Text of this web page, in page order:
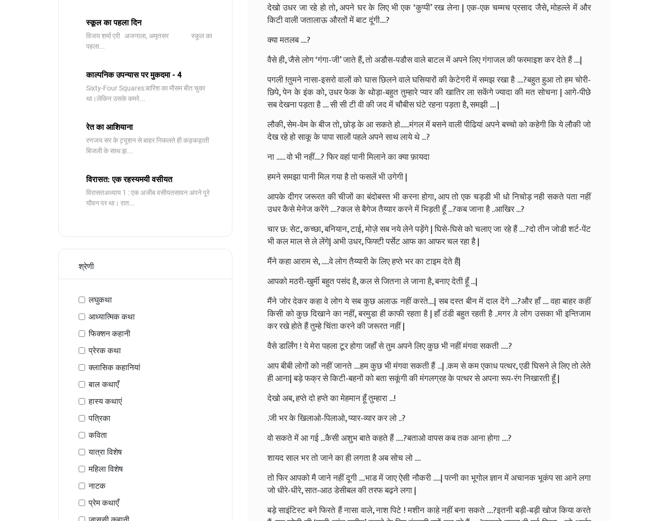
स्कूल का पहला दिन
विजय शर्मा एरी अजनाला, अमृतसर स्कूल का
पहला...
काल्पनिक उपन्यास पर मुकदमा - 4
Sixty-Four Squares:बारिश का मौसम बीत चुका
था।लेकिन उसके कमरे...
रेत का आशियाना
रणजय सर के ट्यूशन से बाहर निकलते ही कड़कड़ाती
बिजली के साथ झ...
विरासत: एक रहस्यमयी वसीयत
विरासतअध्याय 1 : एक अजीब वसीयतसावन अपने पूरे
यौवन पर था। रात...
श्रेणी
लघुकथा
आध्यात्मिक कथा
फिक्शन कहानी
प्रेरक कथा
क्लासिक कहानियां
बाल कथाएँ
हास्य कथाएं
पत्रिका
कविता
यात्रा विशेष
महिला विशेष
नाटक
प्रेम कथाएँ
देखो उधर जा रहे हो तो, अपने घर के लिए भी एक ‘कुप्पी’ रख लेना | एक-एक चम्मच प्रसाद जैसे, मोहल्ले में और
किटी वाली जतालाऊ औरतों में बाट दूंगी....?
क्या मतलब ....?
वैसे ही, जैसे लोग ‘गंगा-जी’ जाते हैं, तो अडौस-पडौस वाले बाटल में अपने लिए गंगाजल की फरमाइश कर देते हैं ....|
पगली !तुमने नासा-इसरो वालों को घास छिलने वाले घसियारों की केटेगरी में समझ रखा है ....?बहुत हुआ तो हम चोरी-
छिपे, पेन के इंक को, उधर फेक के थोड़ा-बहुत तुम्हारे प्यार की खातिर ला सकेंगे ज्यादा की मत सोचना | आगे-पीछे
सब देखना पड़ता है .... सी सी टी वी की जद में चौबीस घंटे रहना पड़ता है, समझी .... |
लौकी, सेम-वेम के बीज तो, छोड़ के आ सकते हो......मंगल में बसने वाली पीढियां अपने बच्चो को कहेगी कि ये लौकी जो
देख रहे हो साकू के पापा सालों पहले अपने साथ लाये थे ...?
ना ...... वो भी नहीं....? फिर वहां पानी मिलाने का क्या फ़ायदा
हमने समझा पानी मिल गया है तो फसलें भी उगेगी |
आपके दीगर जरूरत की चीजों का बंदोबस्त भी करना होगा, आप तो एक चड्डी भी धो निचोड़ नही सकते पता नहीं
उधर कैसे मेनेज करेंगे ....?कल से बैगेज तैय्यार करने में भिड़ती हूँ ...?कब जाना है ..आखिर ...?
चार छ: सेट, कच्छा, बनियान, टाई, मोज़े सब नये लेने पड़ेंगे | घिसे-घिसे को चलाए जा रहे हैं ....?दो तीन जोडी शर्ट-पेंट
भी कल माल से ले लेंगे| अभी उधर, फिफ्टी पर्सेट आफ का आफर चल रहा है |
मैंने कहा आराम से, .....वे लोग तैय्यारी के लिए हप्ते भर का टाइम देते हैं|
आपको मठरी-खुर्मी बहुत पसंद है, कल से जितना ले जाना है, बनाए देती हूँ ...|
मैंने जोर देकर कहा वे लोग ये सब कुछ अलाऊ नहीं करते....| सब दस्त बीन में दाल देंगे ....?और हाँ .... वहा बाहर कहीं
किसी को कुछ दिखाने का नहीं, बरमुडा ही काफी रहता है | हाँ ठंडी बहुत रहती है ..मगर .वे लोग उसका भी इन्तिजाम
कर रखे होते हैं तुम्हे चिंता करने की जरूरत नहीं |
वैसे डार्लिंग ! ये मेरा पहला टूर होगा जहाँ से तुम अपने लिए कुछ भी नहीं मंगवा सकती .....?
आप बीबी लोगों को नहीं जानते ....हम कुछ भी मंगवा सकती हैं ...| .कम से कम एकाध पत्थर, एडी घिसने ले लिए तो लेते
ही आना| बड़े फक्र से किटी-बहनों को बता सकूंगी की मंगलग्रह के पत्थर से अपना रूप-रंग निखारती हूँ |
देखो अब, हप्ते दो हप्ते का मेहमान हूँ तुम्हारा ...!
.जी भर के खिलाओ-पिलाओ, प्यार-व्यार कर लो ..?
वो सकते में आ गई ...कैसी अशुभ बाते कहते हैं .....?बताओ वापस कब तक आना होगा ....?
शायद साल भर तो जाने का ही लगता है अब सोच लो ....
तो फिर आपको मै जाने नहीं दूगी ....भाड में जाए ऐसी नौकरी .....| पत्नी का भूगोल ज्ञान में अचानक भूकंप सा आने लगा
जो धीरे-धीरे, सात-आठ डेसीबल की तरफ बढ़ने लगा |
बड़े साइंटिस्ट बने फिरते हैं नासा वाले, नाश पिटे ! मशीन काहे नहीं बना सकते ....?इतनी बड़ी-बड़ी खोज किया करते